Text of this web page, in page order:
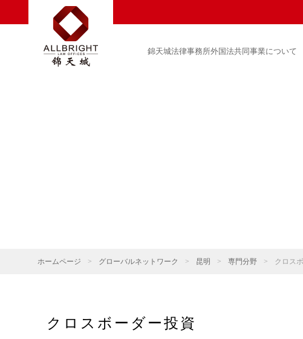
錦天城法律事務所外国法共同事業について
ホームページ > グローバルネットワーク > 昆明 > 専門分野 > クロス
クロスボーダー投資